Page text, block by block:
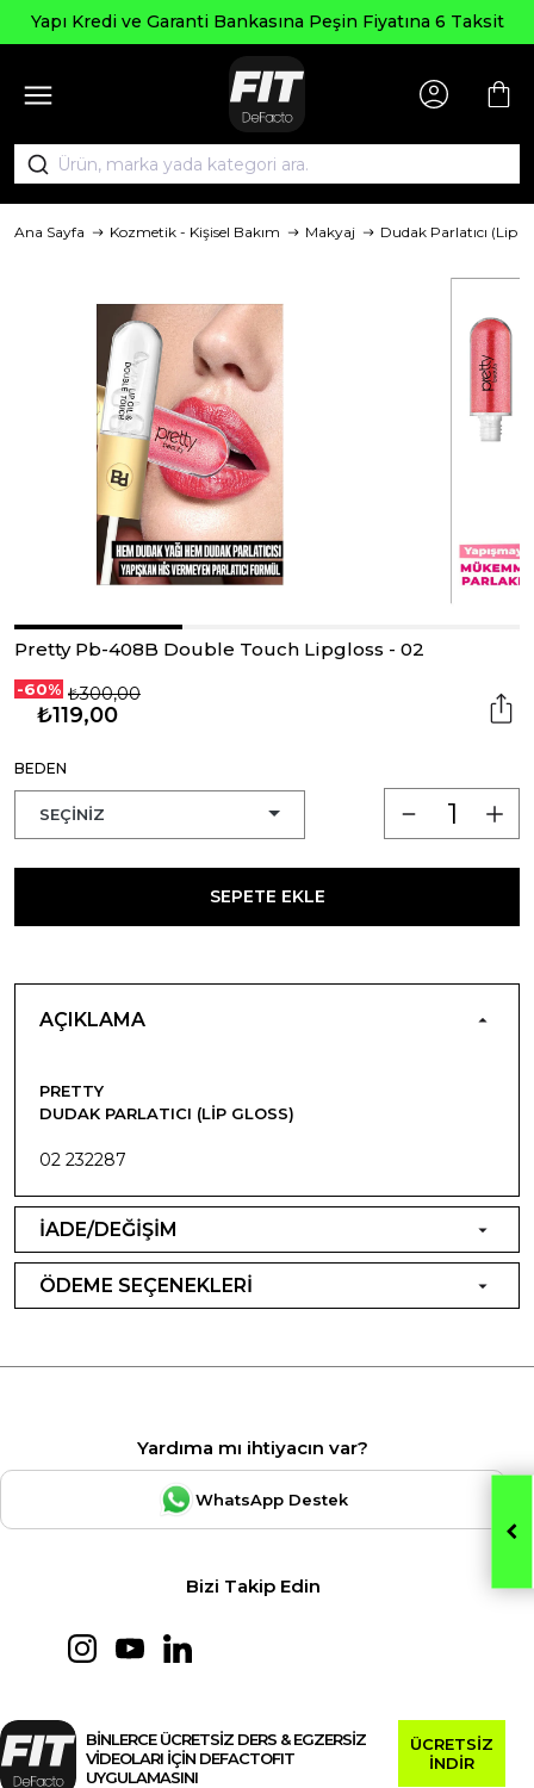
Yapı Kredi ve Garanti Bankasına Peşin Fiyatına 6 Taksit
Ana Sayfa Kozmetik - Kişisel Bakım Makyaj Dudak Parlatıcı (Lip
Pretty Pb-408B Double Touch Lipgloss - 02
-60% ₺300,00
₺119,00
BEDEN
SEPETE EKLE
AÇIKLAMA
PRETTY
DUDAK PARLATICI (LIP GLOSS)
02 232287
İADE/DEĞİŞİM
ÖDEME SEÇENEKLERİ
Yardıma mı ihtiyacın var?
WhatsApp Destek
Bizi Takip Edin
BİNLERCE ÜCRETSİZ DERS & EGZERSİZ
VİDEOLARI İÇİN DEFACTOFIT
UYGULAMASINI
ÜCRETSİZ
İNDİR